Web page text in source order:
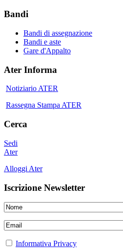
Bandi
Bandi di assegnazione
Bandi e aste
Gare d'Appalto
Ater Informa
Notiziario ATER
Rassegna Stampa ATER
Cerca
Sedi
Ater
Alloggi Ater
Iscrizione Newsletter
Informativa Privacy